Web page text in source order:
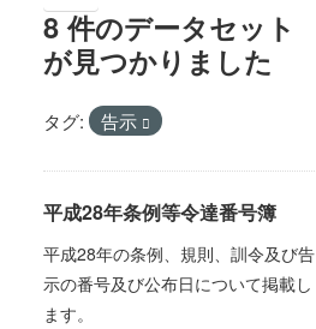
8 件のデータセット
が見つかりました
タグ: 告示
平成28年条例等令達番号簿
平成28年の条例、規則、訓令及び告
示の番号及び公布日について掲載し
ます。